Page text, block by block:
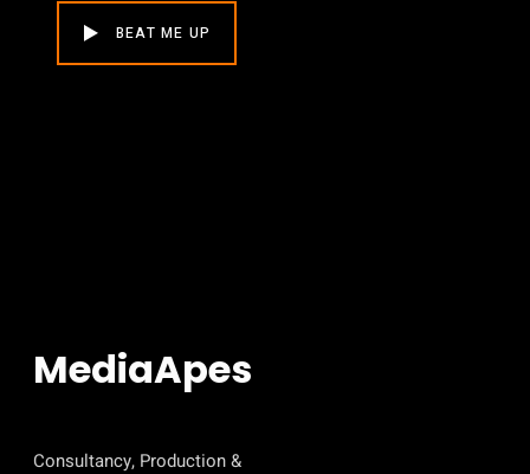
BEAT ME UP
MediaApes
Consultancy, Production &